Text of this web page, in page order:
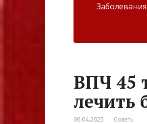
ВПЧ 45
лечить
06.04.2025 Советы